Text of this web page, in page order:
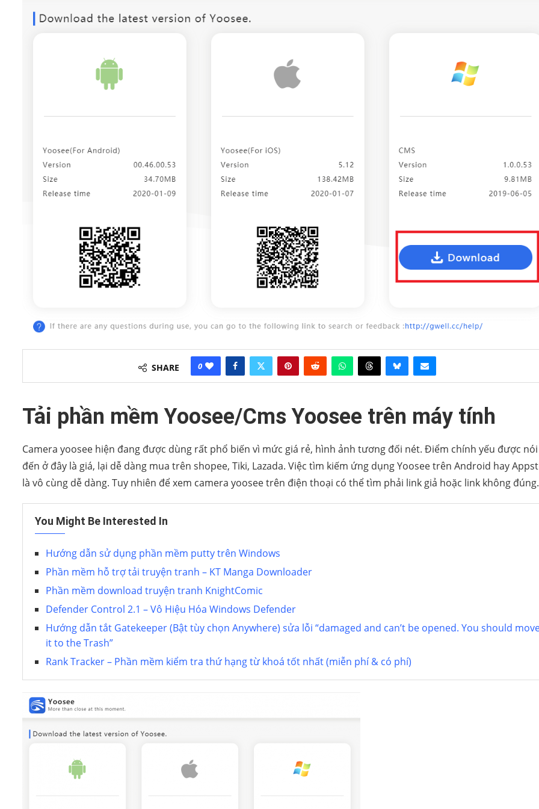
SHARE 0
Tải phần mềm Yoosee/Cms Yoosee trên máy tính
Camera yoosee hiện đang được dùng rất phổ biến vì mức giá rẻ, hình ảnh tương đối nét. Điểm chính yếu được nói
đến ở đây là giá, lại dễ dàng mua trên shopee, Tiki, Lazada. Việc tìm kiếm ứng dụng Yoosee trên Android hay
là vô cùng dễ dàng. Tuy nhiên để xem camera yoosee trên điện thoại có thể tìm phải link giả hoặc link không đúng.
You Might Be Interested In
Hướng dẫn sử dụng phần mềm putty trên Windows
Phần mềm hỗ trợ tải truyện tranh – KT Manga Downloader
Phần mềm download truyện tranh KnightComic
Defender Control 2.1 – Vô Hiệu Hóa Windows Defender
Hướng dẫn tắt Gatekeeper (Bật tùy chọn Anywhere) sửa lỗi “damaged and can’t be opened. You should
it to the Trash”
Rank Tracker – Phần mềm kiểm tra thứ hạng từ khoá tốt nhất (miễn phí & có phí)